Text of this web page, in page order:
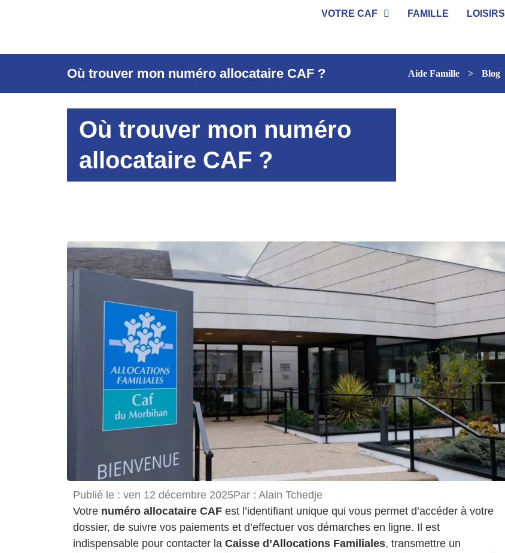
VOTRE CAF FAMILLE LOISIRS
Où trouver mon numéro allocataire CAF ? Aide Famille > Blog
Où trouver mon numéro
allocataire CAF ?
Publié le : ven 12 décembre 2025Par : Alain Tchedje
Votre numéro allocataire CAF est l’identifiant unique qui vous permet d’accéder à votre
dossier, de suivre vos paiements et d’effectuer vos démarches en ligne. Il est
indispensable pour contacter la Caisse d’Allocations Familiales, transmettre un